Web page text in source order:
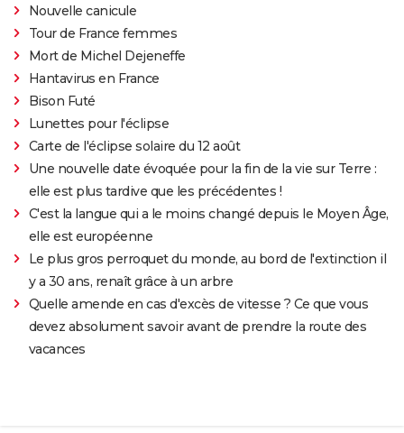
Nouvelle canicule
Tour de France femmes
Mort de Michel Dejeneffe
Hantavirus en France
Bison Futé
Lunettes pour l'éclipse
Carte de l'éclipse solaire du 12 août
Une nouvelle date évoquée pour la fin de la vie sur Terre :
elle est plus tardive que les précédentes !
C'est la langue qui a le moins changé depuis le Moyen Âge,
elle est européenne
Le plus gros perroquet du monde, au bord de l'extinction il
y a 30 ans, renaît grâce à un arbre
Quelle amende en cas d'excès de vitesse ? Ce que vous
devez absolument savoir avant de prendre la route des
vacances